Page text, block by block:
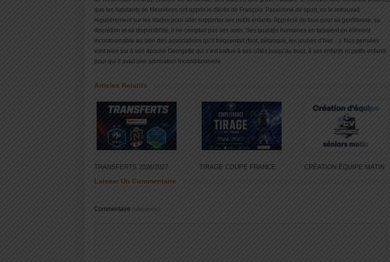
que les habitants de Mesnières ont appris le décès de François. Passionné de sport, on le retrouvait
régulièrement sur les stades pour aller supporter ses petits enfants. Apprécié de tous pour sa gentillesse, sa
discrétion et sa disponibilité, il ne comptait pas ses amis. Ses qualités humaines en faisaient un élément
incontournable au sein des associations qu’il fréquentait (foot, pétanque, les jeunes d’hier…). Nos pensées
vont bien sur à son épouse Georgette qui s’est battue à ses côtés jusqu’au bout, à ses enfants et petits enfants
pour qui il avait une admiration inconditionnelle.
Articles Relatifs
TRANSFERTS 2026/2027 TIRAGE COUPE FRANCE CRÉATION ÉQUIPE MATIN
Laisser Un Commentaire
Commentaire (obligatoire)